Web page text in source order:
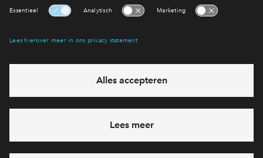
eventuele projecten
Ja, ik wil mij aanmelden
Heb je een vraag en wil je direct antwoord? Bel ons op088
712 27 47